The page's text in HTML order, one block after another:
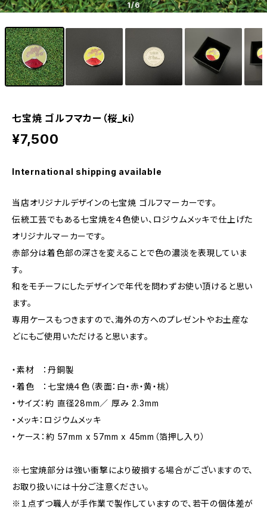
1/6
七宝焼 ゴルフマカー（桜_ki）
¥7,500
International shipping available
当店オリジナルデザインの七宝焼 ゴルフマーカーです。
伝統工芸でもある七宝焼を４色使い、ロジウムメッキで仕上げた
オリジナルマーカーです。
赤部分は着色部の深さを変えることで色の濃淡を表現していま
す。
和をモチーフにしたデザインで年代を問わずお使い頂けると思い
ます。
専用ケースもつきますので、海外の方へのプレゼントやお土産な
どにもご使用いただけると思います。
・素材 ：丹銅製
・着色 ：七宝焼４色（表面：白・赤・黄・桃）
・サイズ：約 直径28mm／ 厚み 2.3mm
・メッキ：ロジウムメッキ
・ケース：約 57mm x 57mm x 45mm（箔押し入り）
※七宝焼部分は強い衝撃により破損する場合がございますので、
お取り扱いには十分ご注意ください。
※１点ずつ職人が手作業で製作していますので、若干の個体差が